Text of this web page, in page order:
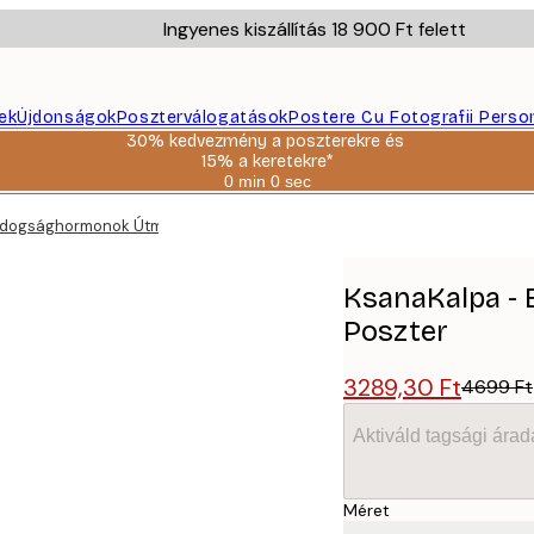
Ingyenes kiszállítás 18 900 Ft felett
ÚjdonságokPoszterválogatásokPostere Cu Fotografii
30% kedvezmény a poszterekre és
15% a keretekre*
0 min 0 sec
Érvényes:
Útmutatója Poszter
KsanaKalpa
Poszter
3289,30 Ft4699 Ft
Aktiváld tagsági
Méret